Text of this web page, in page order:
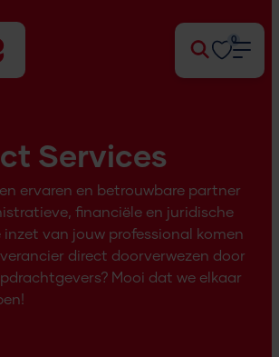
0
Services
ervaren en betrouwbare partner
financiële en juridische
inzet van jouw professional komen
direct doorverwezen door
Mooi dat we elkaar